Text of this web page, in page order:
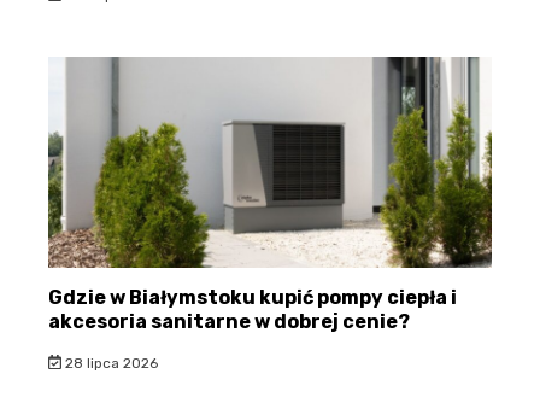
Gdzie w Białymstoku kupić pompy ciepła i
akcesoria sanitarne w dobrej cenie?
28 lipca 2026